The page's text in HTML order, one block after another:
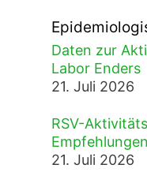
Daten zur
Labor Enders
21. Juli 2026
RSV-
21. Juli 2026